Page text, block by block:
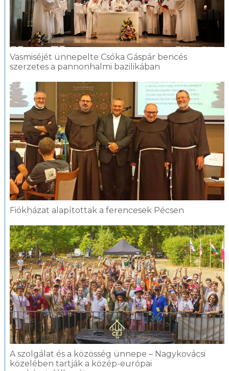
Vasmiséjét ünnepelte Csóka Gáspár bencés
szerzetes a pannonhalmi bazilikában
Fiókházat alapítottak a ferencesek Pécsen
A szolgálat és a közösség ünnepe – Nagykovácsi
közelében tartják a közép-európai